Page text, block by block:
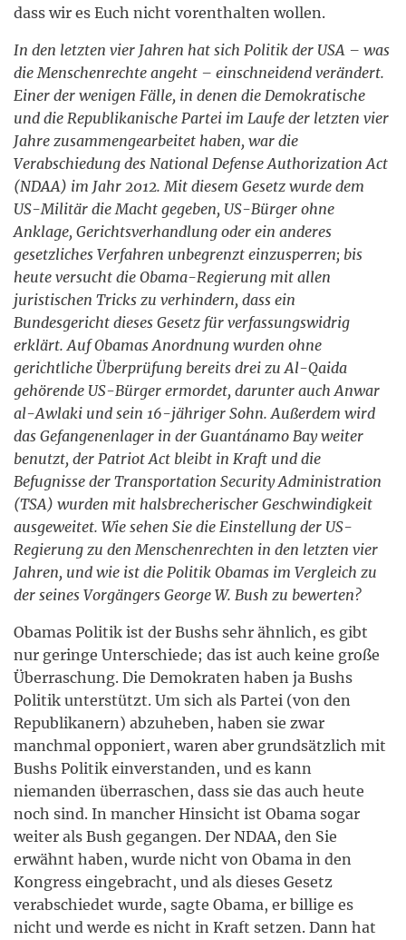
dass wir es Euch nicht vorenthalten wollen.
In den letzten vier Jahren hat sich Politik der USA – was
die Menschenrechte angeht – einschneidend verändert.
Einer der wenigen Fälle, in denen die Demokratische
und die Republikanische Partei im Laufe der letzten vier
Jahre zusammengearbeitet haben, war die
Verabschiedung des National Defense Authorization Act
(NDAA) im Jahr 2012. Mit diesem Gesetz wurde dem
US-Militär die Macht gegeben, US-Bürger ohne
Anklage, Gerichtsverhandlung oder ein anderes
gesetzliches Verfahren unbegrenzt einzusperren; bis
heute versucht die Obama-Regierung mit allen
juristischen Tricks zu verhindern, dass ein
Bundesgericht dieses Gesetz für verfassungswidrig
erklärt. Auf Obamas Anordnung wurden ohne
gerichtliche Überprüfung bereits drei zu Al-Qaida
gehörende US-Bürger ermordet, darunter auch Anwar
al-Awlaki und sein 16-jähriger Sohn. Außerdem wird
das Gefangenenlager in der Guantánamo Bay weiter
benutzt, der Patriot Act bleibt in Kraft und die
Befugnisse der Transportation Security Administration
(TSA) wurden mit halsbrecherischer Geschwindigkeit
ausgeweitet. Wie sehen Sie die Einstellung der US-
Regierung zu den Menschenrechten in den letzten vier
Jahren, und wie ist die Politik Obamas im Vergleich zu
der seines Vorgängers George W. Bush zu bewerten?
Obamas Politik ist der Bushs sehr ähnlich, es gibt
nur geringe Unterschiede; das ist auch keine große
Überraschung. Die Demokraten haben ja Bushs
Politik unterstützt. Um sich als Partei (von den
Republikanern) abzuheben, haben sie zwar
manchmal opponiert, waren aber grundsätzlich mit
Bushs Politik einverstanden, und es kann
niemanden überraschen, dass sie das auch heute
noch sind. In mancher Hinsicht ist Obama sogar
weiter als Bush gegangen. Der NDAA, den Sie
erwähnt haben, wurde nicht von Obama in den
Kongress eingebracht, und als dieses Gesetz
verabschiedet wurde, sagte Obama, er billige es
nicht und werde es nicht in Kraft setzen. Dann hat